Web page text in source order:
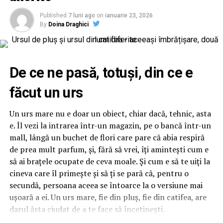
Sponsori: CLINICA RMN TINERETULUI; CLINICA
IMAMED; OMV PETROM; MIKO BEAUTY PALACE;
ȘERBAN & ASOCIAȚII; ESTEEM BODY SCULPT & SPA;
MATEI BASARAB; THE COFFEE HOUSE; CLAUMAR
PESCAR; UNIVERSITATEA DE ȘTIINȚE AGRONOMICE
ȘI MEDICINĂ VETERINARĂ BUCUREȘTI
Parteneri: AUTO ITALIA IMPEX SRL; KGM BUCUREȘTI
– SMT PALLADY; RAZELM LUXURY RESORT –
JURILOVCA; SCEMTOVICI & BENOWITZ GALLERY;
CREATIVE AVOCADOS; ALCHEMICO.
Partener social: Asociația „România Zâmbește”.
Distribuitor:T.R.I.B.E. Films.
www.facebook.com/TribeFilms.ro–
preconcepțiile, pentru a încerca să comunice mai bine
între ei.
Cu râs pe săturate, surprize și personaje pline de viață,
comedia independentă„În pielea mea”intră în
cinematografele din toată țara din 10 februarie.
Spectatorilor li s-a pregătit o surpriză pentru data de
12 februarie: o seară specială „Date Night” organizată în
mai multe cinematografe din rețeaua Cinema City unde
toți cei care cumpără un bilet la comedia „În pielea mea”
vor primi un premiu garantat din partea Avon.
Până pe 23 februarie, toți spectatorii din țară care și-au
cumpărat bilet la filmul „În pielea mea” se pot înscrie în
Published 7 luni ago on ianuarie 23, 2026
By Doina Draghici
De ce ne pasă, totuși, din ce e
făcut un urs
Un urs mare nu e doar un obiect, chiar dacă, tehnic, asta
e. Îl vezi la intrarea într-un magazin, pe o bancă într-un
mall, lângă un buchet de flori care pare că abia respiră
de prea mult parfum, și, fără să vrei, îți amintești cum e
să ai brațele ocupate de ceva moale. Și cum e să te uiți la
cineva care îl primește și să ți se pară că, pentru o
secundă, persoana aceea se întoarce la o versiune mai
ușoară a ei. Un urs mare, fie din pluș, fie din catifea, are
darul ăsta ciudat de a te face să încetinești.